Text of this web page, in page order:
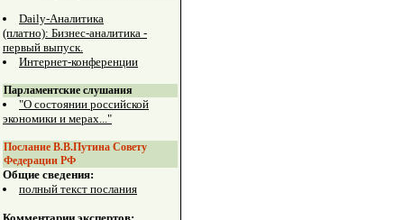
Daily-Аналитика
(платно): Бизнес-аналитика -
первый выпуск.
Интернет-конференции
Парламентские слушания
"О состоянии российской
экономики и мерах..."
Послание В.В.Путина Совету
Федерации РФ
Общие сведения:
полный текст послания